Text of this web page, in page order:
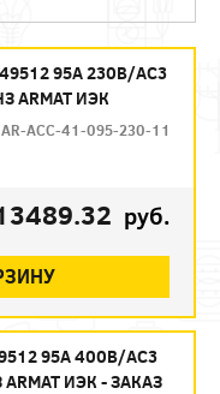
95А 230В/АС3
ARMAT ИЭК
AR-ACC-41-095-230-11
руб.
95А 400В/АС3
ИЭК - ЗАКАЗ